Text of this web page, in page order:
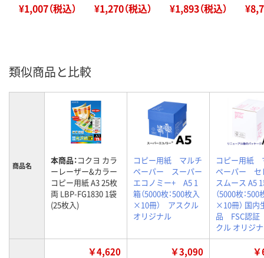
¥1,007（税込） ¥1,270（税込） ¥1,893（税込）
類似商品と比較
商品名 本商品：コクヨ カラ
ーレーザー&カラー
コピー用紙 A3 25枚
両 LBP-FG1830 1袋
(25枚入)
コピー用紙 マルチ
ペーパー スーパー
エコノミー+ A5 1
箱（5000枚：500枚入
×10冊） アスクル
オリジナル
コピー用紙
ペーパー セ
スムース A5
（5000枚：500
×10冊） 国内
品 FSC認
クル オリジ
￥4,620 ￥3,090